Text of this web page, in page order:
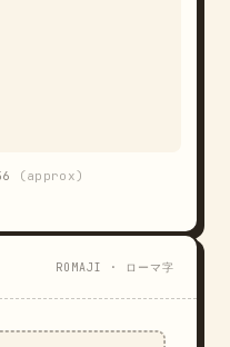
(approx)
ROMAJI · ローマ字